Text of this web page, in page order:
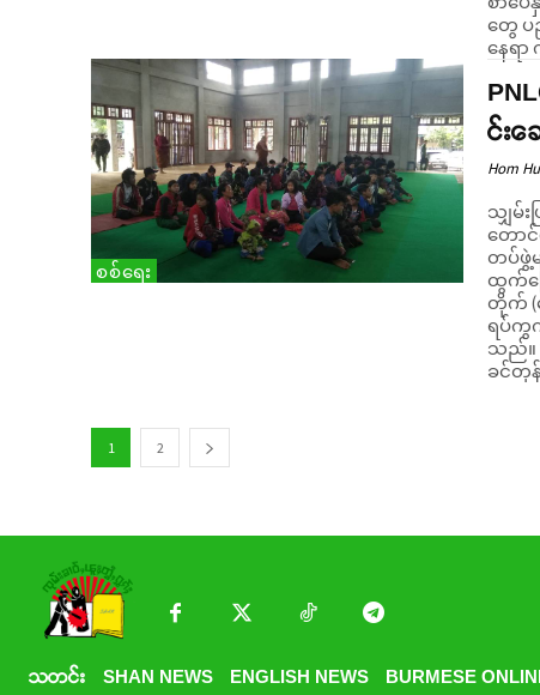
တွေ
နေရ
စစ်ရေး
င်း
Hom
သျှမ်
တော
တပ်ဖွဲ့
ထွက်ပြေ
တိုက် (
ရပ်ကွ
သည်။ “မိုင်းပန်မြို့ နောင်ချိုရွာသစ်ကလာပါတယ်။ ပအိုဝ်းတပ်တွေမလာ
ခင်တုန်
1 2
သတင်း SHAN NEWS ENGLISH NEWS BURMESE